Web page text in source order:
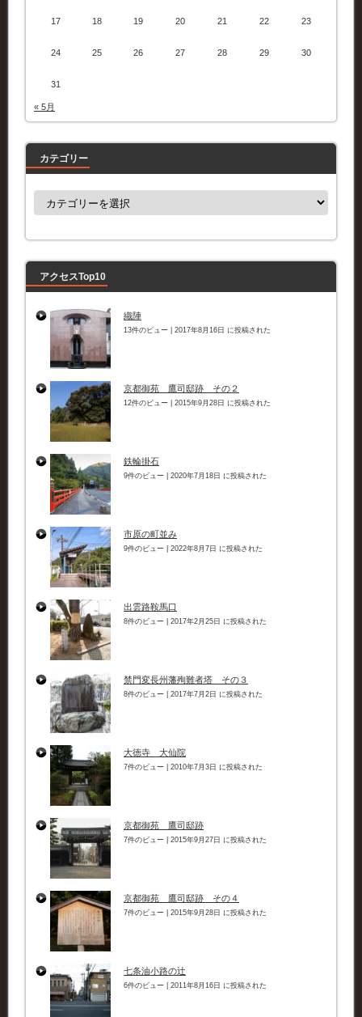
17 18 19 20 21 22 23
24 25 26 27 28 29 30
31
« 5月
カテゴリー
カ
ー
アクセスTop10
織陣
13件のビュー 2017年8月16日 に投稿された
京都御苑 鷹司邸跡 その２
12件のビュー 2015年9月28日 に投稿された
鉄輪掛石
9件のビュー 2020年7月18日 に投稿された
市原の町並み
9件のビュー 2022年8月7日 に投稿された
出雲路鞍馬口
8件のビュー 2017年2月25日 に投稿された
禁門変長州藩殉難者塔 その３
8件のビュー 2017年7月2日 に投稿された
大徳寺 大仙院
7件のビュー 2010年7月3日 に投稿された
京都御苑 鷹司邸跡
7件のビュー 2015年9月27日 に投稿された
京都御苑 鷹司邸跡 その４
7件のビュー 2015年9月28日 に投稿された
七条油小路の辻
6件のビュー 2011年8月16日 に投稿された